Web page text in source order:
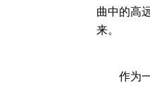
曲中的高
来。
作为一